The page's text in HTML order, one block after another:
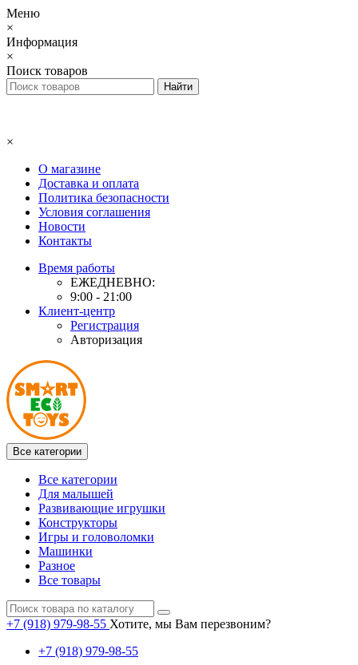
Меню
×
Информация
×
Поиск товаров
×
О магазине
Доставка и оплата
Политика безопасности
Условия соглашения
Новости
Контакты
Время работы
ЕЖЕДНЕВНО:
9:00 - 21:00
Клиент-центр
Регистрация
Авторизация
Все категории
Все категории
Для малышей
Развивающие игрушки
Конструкторы
Игры и головоломки
Машинки
Разное
Все товары
+7 (918) 979-98-55 Хотите, мы Вам перезвоним?
+7 (918) 979-98-55